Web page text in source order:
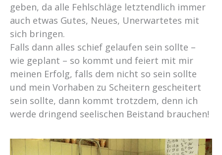
geben, da alle Fehlschläge letztendlich immer
auch etwas Gutes, Neues, Unerwartetes mit
sich bringen.
Falls dann alles schief gelaufen sein sollte –
wie geplant – so kommt und feiert mit mir
meinen Erfolg, falls dem nicht so sein sollte
und mein Vorhaben zu Scheitern gescheitert
sein sollte, dann kommt trotzdem, denn ich
werde dringend seelischen Beistand brauchen!